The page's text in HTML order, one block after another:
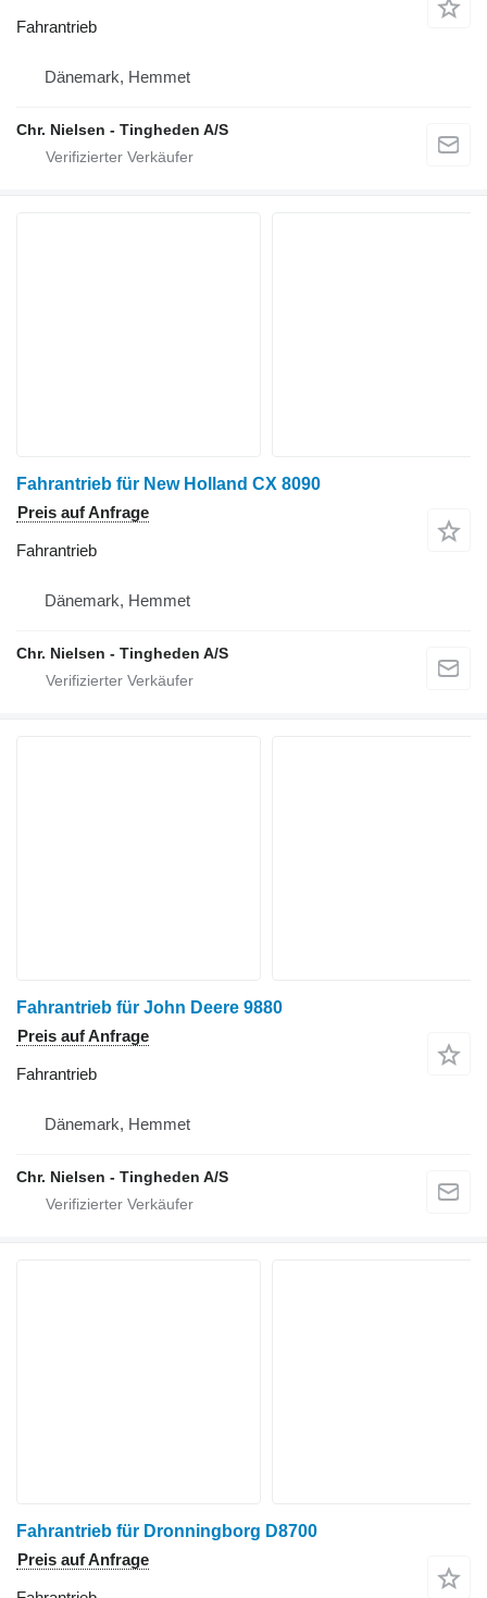
Fahrantrieb
Dänemark, Hemmet
Chr. Nielsen - Tingheden A/S
Fahrantrieb für New Holland CX 8090
Preis auf Anfrage
Fahrantrieb
Dänemark, Hemmet
Chr. Nielsen - Tingheden A/S
Fahrantrieb für John Deere 9880
Preis auf Anfrage
Fahrantrieb
Dänemark, Hemmet
Chr. Nielsen - Tingheden A/S
Fahrantrieb für Dronningborg D8700
Preis auf Anfrage